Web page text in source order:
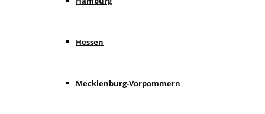
Hessen
Mecklenburg-Vorpommern